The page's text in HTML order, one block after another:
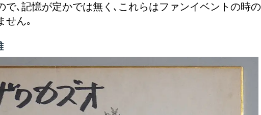
で､記憶が定かでは無く､これらはファンイベントの時の
せん｡